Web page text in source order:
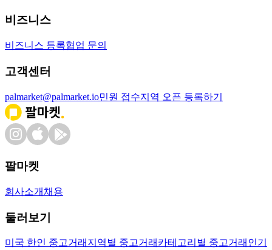
비즈니스
비즈니스 등록협업 문의
고객센터
palmarket@palmarket.io민원 접수지역 오픈 등록하기
팔마켓
회사소개 채용
둘러보기
미국 한인 중고거래 지역별 중고거래 카테고리별 중고거래 인기